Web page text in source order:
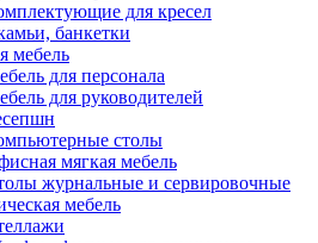
для кресел
банкетки
мебель
для персонала
для руководителей
столы
мягкая мебель
журнальные и сервировочные
мебель